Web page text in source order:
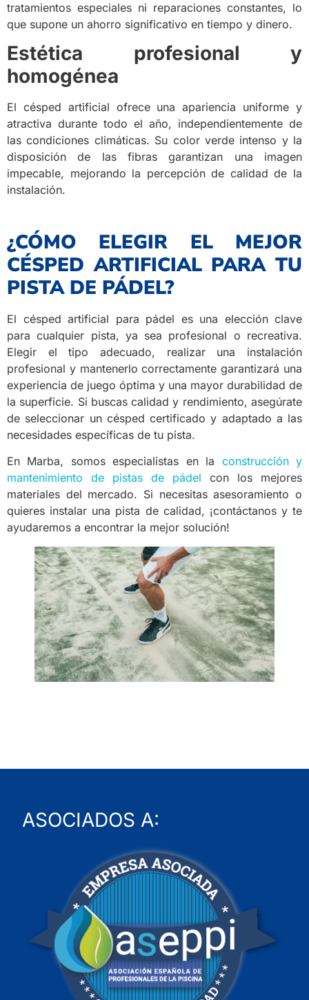
tratamientos especiales ni reparaciones constantes, lo
que supone un ahorro significativo en tiempo y dinero.
Estética profesional y
homogénea
El césped artificial ofrece una apariencia uniforme y
atractiva durante todo el año, independientemente de
las condiciones climáticas. Su color verde intenso y la
disposición de las fibras garantizan una imagen
impecable, mejorando la percepción de calidad de la
instalación.
¿CÓMO ELEGIR EL MEJOR
CÉSPED ARTIFICIAL PARA TU
PISTA DE PÁDEL?
El césped artificial para pádel es una elección clave
para cualquier pista, ya sea profesional o recreativa.
Elegir el tipo adecuado, realizar una instalación
profesional y mantenerlo correctamente garantizará una
experiencia de juego óptima y una mayor durabilidad de
la superficie. Si buscas calidad y rendimiento, asegúrate
de seleccionar un césped certificado y adaptado a las
necesidades específicas de tu pista.
En Marba, somos especialistas en la construcción y
mantenimiento de pistas de pádel con los mejores
materiales del mercado. Si necesitas asesoramiento o
quieres instalar una pista de calidad, ¡contáctanos y te
ayudaremos a encontrar la mejor solución!
ASOCIADOS A: